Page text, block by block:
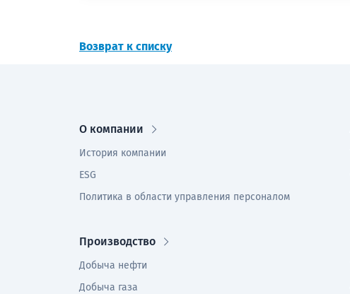
Возврат к списку
О компании
История компании
ESG
Политика в области управления персоналом
Производство
Добыча нефти
Добыча газа